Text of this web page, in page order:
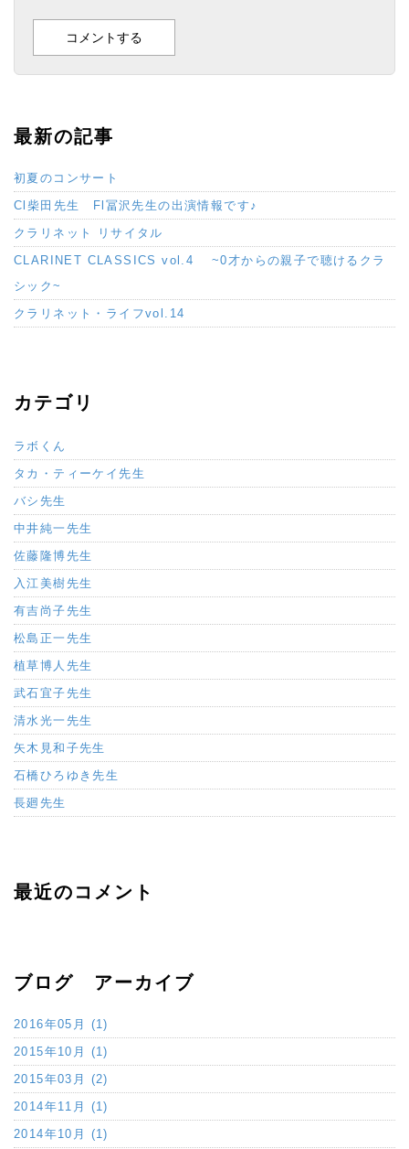
最新の記事
初夏のコンサート
Cl柴田先生 Fl冨沢先生の出演情報です♪
クラリネット リサイタル
CLARINET CLASSICS vol.4 ~0才からの親子で聴けるクラ
シック~
クラリネット・ライフvol.14
カテゴリ
ラボくん
タカ・ティーケイ先生
バシ先生
中井純一先生
佐藤隆博先生
入江美樹先生
有吉尚子先生
松島正一先生
植草博人先生
武石宜子先生
清水光一先生
矢木見和子先生
石橋ひろゆき先生
長廻先生
最近のコメント
ブログ アーカイブ
2016年05月 (1)
2015年10月 (1)
2015年03月 (2)
2014年11月 (1)
2014年10月 (1)